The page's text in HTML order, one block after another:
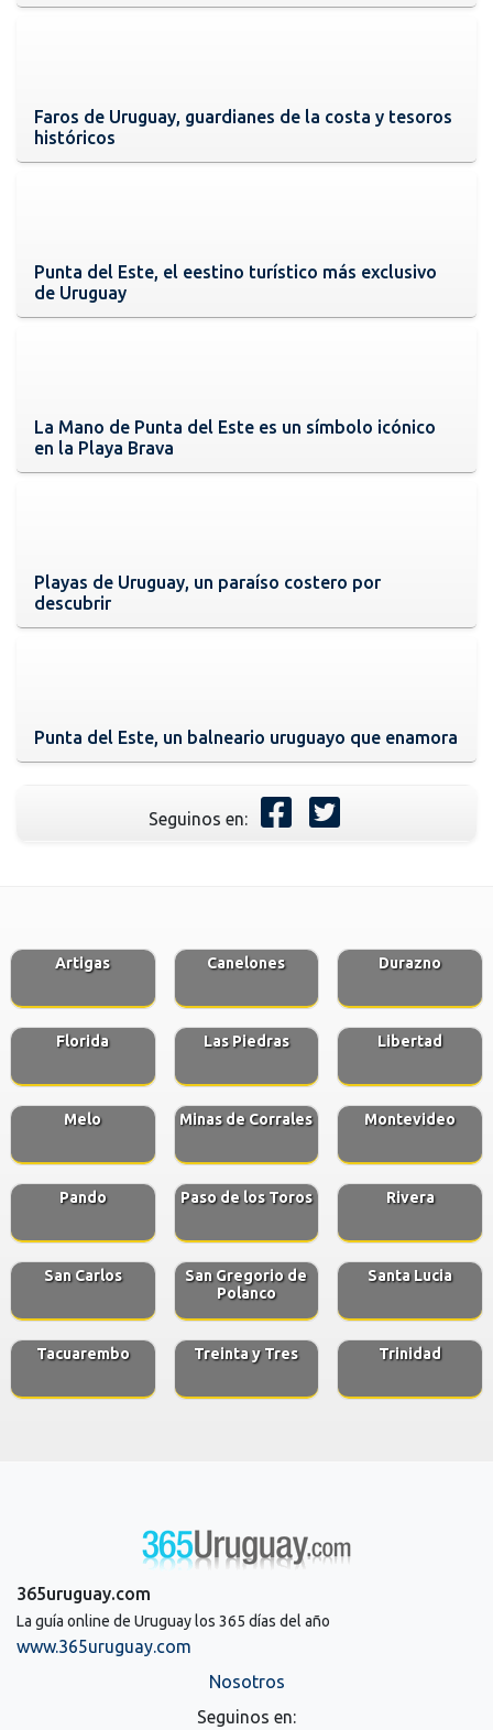
Faros de Uruguay, guardianes de la costa y tesoros
históricos
Punta del Este, el eestino turístico más exclusivo
de Uruguay
La Mano de Punta del Este es un símbolo icónico
en la Playa Brava
Playas de Uruguay, un paraíso costero por
descubrir
Punta del Este, un balneario uruguayo que enamora
Seguinos en:
Artigas Canelones Durazno
Florida Las Piedras Libertad
Melo Minas de Corrales Montevideo
Pando Paso de los Toros Rivera
San Carlos
San Gregorio de
Polanco
Santa Lucia
Tacuarembo Treinta y Tres Trinidad
365uruguay.com
La guía online de Uruguay los 365 días del año
www.365uruguay.com
Nosotros
Seguinos en: